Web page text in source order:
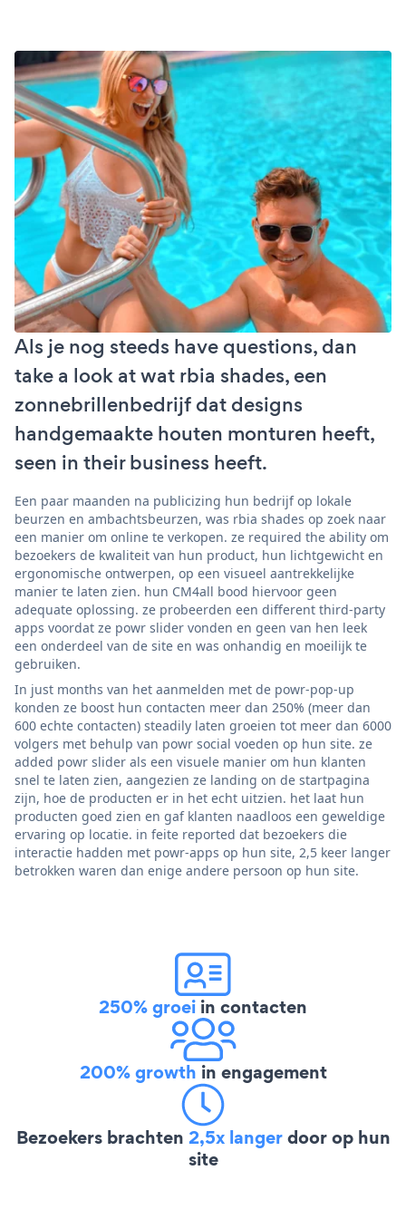
Als je nog steeds have questions, dan
take a look at wat rbia shades, een
zonnebrillenbedrijf dat designs
handgemaakte houten monturen heeft,
seen in their business heeft.
Een paar maanden na publicizing hun bedrijf op lokale
beurzen en ambachtsbeurzen, was rbia shades op zoek naar
een manier om online te verkopen. ze required the ability om
bezoekers de kwaliteit van hun product, hun lichtgewicht en
ergonomische ontwerpen, op een visueel aantrekkelijke
manier te laten zien. hun CM4all bood hiervoor geen
adequate oplossing. ze probeerden een different third-party
apps voordat ze powr slider vonden en geen van hen leek
een onderdeel van de site en was onhandig en moeilijk te
gebruiken.
In just months van het aanmelden met de powr-pop-up
konden ze boost hun contacten meer dan 250% (meer dan
600 echte contacten) steadily laten groeien tot meer dan 6000
volgers met behulp van powr social voeden op hun site. ze
added powr slider als een visuele manier om hun klanten
snel te laten zien, aangezien ze landing on de startpagina
zijn, hoe de producten er in het echt uitzien. het laat hun
producten goed zien en gaf klanten naadloos een geweldige
ervaring op locatie. in feite reported dat bezoekers die
interactie hadden met powr-apps op hun site, 2,5 keer langer
betrokken waren dan enige andere persoon op hun site.
250% groei in contacten
200% growth in engagement
Bezoekers brachten 2,5x langerdoor op hun
site